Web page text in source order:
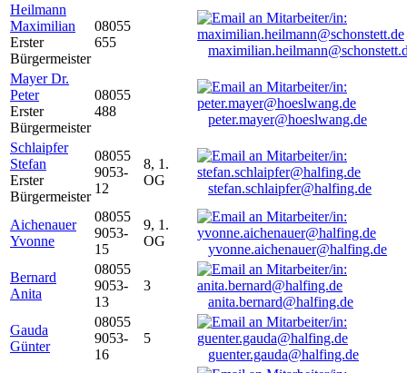
Heilmann
Maximilian
Erster
Bürgermeister
08055
655
Mayer Dr.
Peter
Erster
Bürgermeister
08055
488
peter.mayer@hoeslwang.de
Schlaipfer
Stefan
Erster
Bürgermeister
08055
9053-
12
8, 1.
OG
stefan.schlaipfer@halfing.de
Aichenauer
Yvonne
08055
9053-
15
9, 1.
OG
yvonne.aichenauer@halfing.de
Bernard
Anita
08055
9053-
13
3
anita.bernard@halfing.de
Gauda
Günter
08055
9053-
16
5
guenter.gauda@halfing.de